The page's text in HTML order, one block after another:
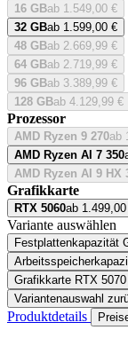
16 GBab 1.549,00 €
32 GBab 1.599,00 €
48 GBab 2.669,99 €
64 GBab 2.719,99 €
96 GBab 3.389,99 €
128 GBab 4.129,99 €
Prozessor
AMD Ryzen 9 270ab
AMD Ryzen AI 7 350
AMD Ryzen AI 9 HX
Grafikkarte
RTX 5060ab
Variante auswählen
Festplattenkapazität
Grafikkarte RTX 5070
Variantenauswahl
Produktdetails